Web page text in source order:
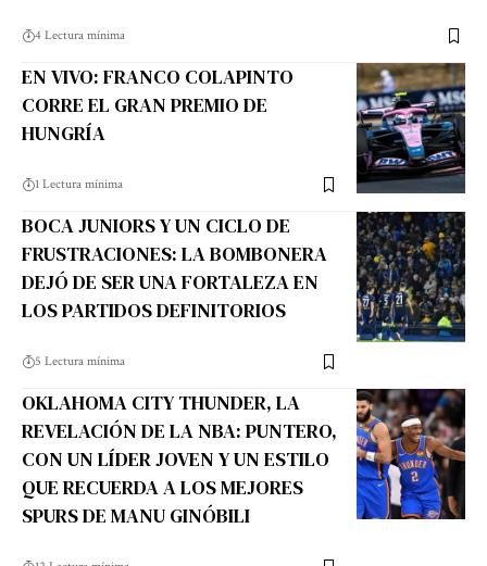
4 Lectura mínima
EN VIVO: FRANCO COLAPINTO
CORRE EL GRAN PREMIO DE
HUNGRÍA
1 Lectura mínima
BOCA JUNIORS Y UN CICLO DE
FRUSTRACIONES: LA BOMBONERA
DEJÓ DE SER UNA FORTALEZA EN
LOS PARTIDOS DEFINITORIOS
5 Lectura mínima
OKLAHOMA CITY THUNDER, LA
REVELACIÓN DE LA NBA: PUNTERO,
CON UN LÍDER JOVEN Y UN ESTILO
QUE RECUERDA A LOS MEJORES
SPURS DE MANU GINÓBILI